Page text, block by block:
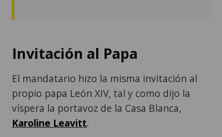
Invitación al Papa
El mandatario hizo la misma invitación al
propio papa León XIV, tal y como dijo la
víspera la portavoz de la Casa Blanca,
Karoline Leavitt.